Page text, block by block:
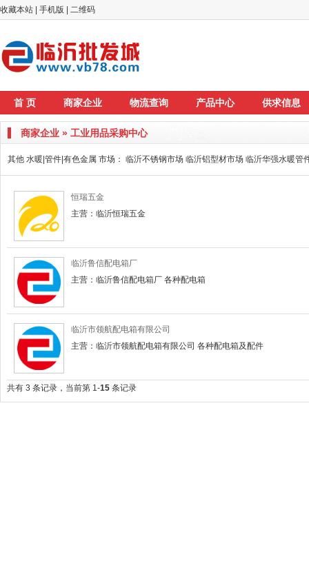
收藏本站 手机版 二维码
首 页 商家企业 物流查询 产品中心 供求信息
商家企业 » 工业用品采购中心
其他 水暖|管件|有色金属 市场： 临沂不锈钢市场 临沂铝型材市场 临沂华强水暖管
恒瑞五金
主营：临沂恒瑞五金
临沂鲁信配电箱厂
主营：临沂鲁信配电箱厂 各种配电箱
临沂市领航配电箱有限公司
主营：临沂市领航配电箱有限公司 各种配电箱及配件
共有 3 条记录，当前第 1-15 条记录